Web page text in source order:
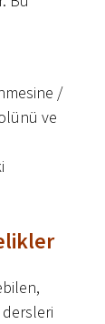
/
ve
dersleri